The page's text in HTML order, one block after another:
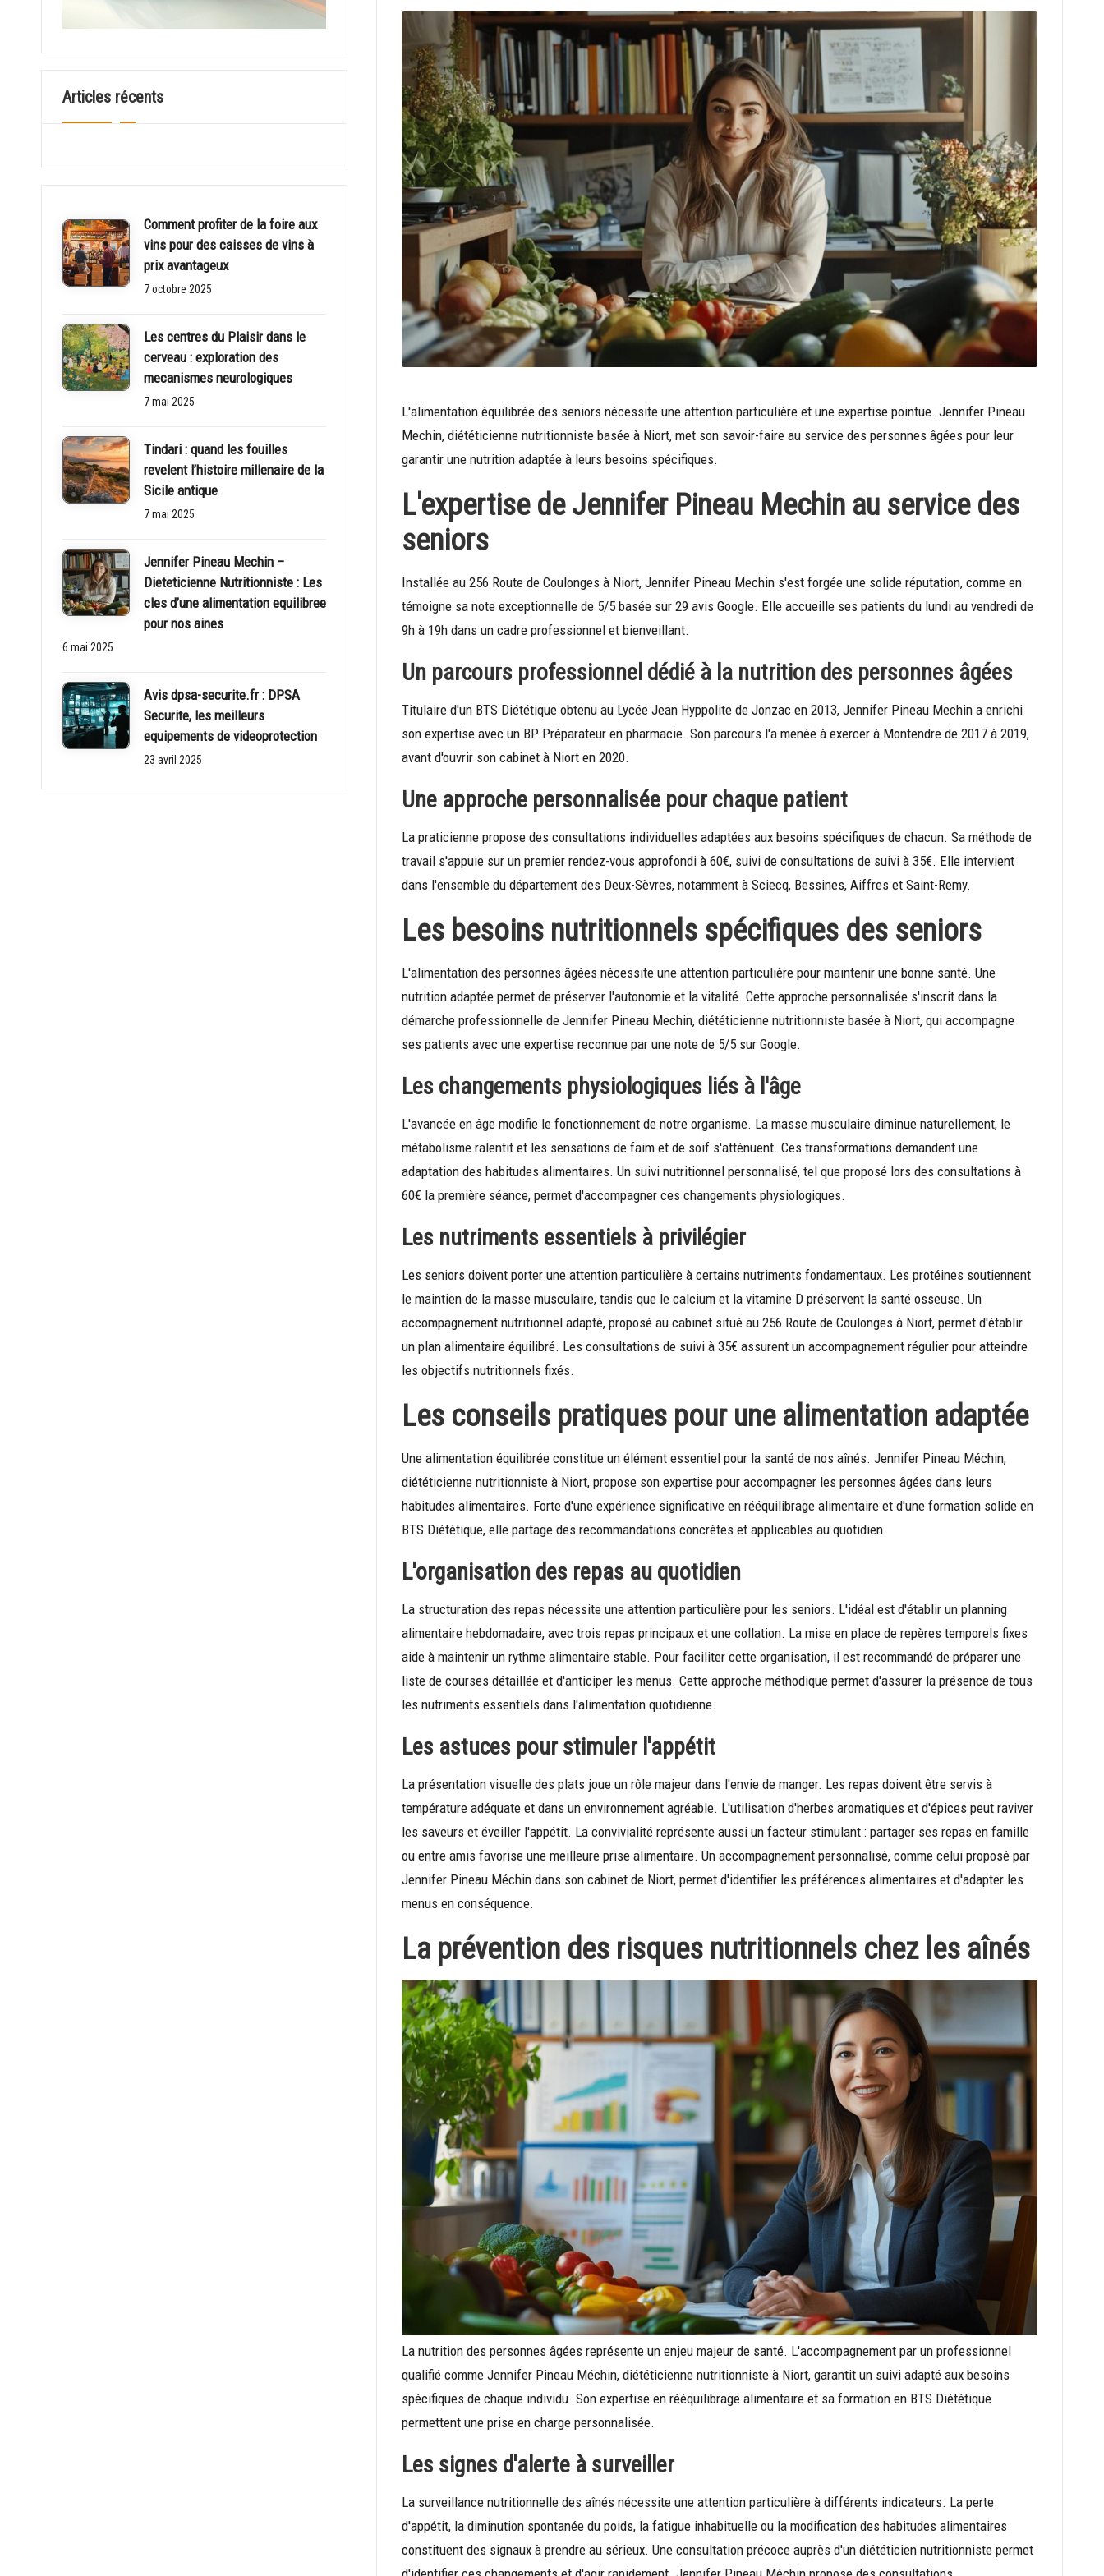
ir
e
L'alimentation équilibrée des seniors nécessite une attention particulière et une expertise pointue. Jennifer Pineau
Mechin, diététicienne nutritionniste basée à Niort, met son savoir-faire au service des personnes âgées pour leur
garantir une nutrition adaptée à leurs besoins spécifiques.
L'expertise de Jennifer Pineau Mechin au service des
seniors
Installée au 256 Route de Coulonges à Niort, Jennifer Pineau Mechin s'est forgée une solide réputation, comme en
témoigne sa note exceptionnelle de 5/5 basée sur 29 avis Google. Elle accueille ses patients du lundi au vendredi de
9h à 19h dans un cadre professionnel et bienveillant.
Un parcours professionnel dédié à la nutrition des personnes âgées
Titulaire d'un BTS Diététique obtenu au Lycée Jean Hyppolite de Jonzac en 2013, Jennifer Pineau Mechin a enrichi
son expertise avec un BP Préparateur en pharmacie. Son parcours l'a menée à exercer à Montendre de 2017 à 2019,
avant d'ouvrir son cabinet à Niort en 2020.
Une approche personnalisée pour chaque patient
La praticienne propose des consultations individuelles adaptées aux besoins spécifiques de chacun. Sa méthode de
travail s'appuie sur un premier rendez-vous approfondi à 60€, suivi de consultations de suivi à 35€. Elle intervient
dans l'ensemble du département des Deux-Sèvres, notamment à Sciecq, Bessines, Aiffres et Saint-Remy.
Les besoins nutritionnels spécifiques des seniors
L'alimentation des personnes âgées nécessite une attention particulière pour maintenir une bonne santé. Une
nutrition adaptée permet de préserver l'autonomie et la vitalité. Cette approche personnalisée s'inscrit dans la
démarche professionnelle de Jennifer Pineau Mechin, diététicienne nutritionniste basée à Niort, qui accompagne
ses patients avec une expertise reconnue par une note de 5/5 sur Google.
Les changements physiologiques liés à l'âge
L'avancée en âge modifie le fonctionnement de notre organisme. La masse musculaire diminue naturellement, le
métabolisme ralentit et les sensations de faim et de soif s'atténuent. Ces transformations demandent une
adaptation des habitudes alimentaires. Un suivi nutritionnel personnalisé, tel que proposé lors des consultations à
60€ la première séance, permet d'accompagner ces changements physiologiques.
Les nutriments essentiels à privilégier
Les seniors doivent porter une attention particulière à certains nutriments fondamentaux. Les protéines soutiennent
le maintien de la masse musculaire, tandis que le calcium et la vitamine D préservent la santé osseuse. Un
accompagnement nutritionnel adapté, proposé au cabinet situé au 256 Route de Coulonges à Niort, permet d'établir
un plan alimentaire équilibré. Les consultations de suivi à 35€ assurent un accompagnement régulier pour atteindre
les objectifs nutritionnels fixés.
Les conseils pratiques pour une alimentation adaptée
Une alimentation équilibrée constitue un élément essentiel pour la santé de nos aînés. Jennifer Pineau Méchin,
diététicienne nutritionniste à Niort, propose son expertise pour accompagner les personnes âgées dans leurs
habitudes alimentaires. Forte d'une expérience significative en rééquilibrage alimentaire et d'une formation solide en
BTS Diététique, elle partage des recommandations concrètes et applicables au quotidien.
L'organisation des repas au quotidien
La structuration des repas nécessite une attention particulière pour les seniors. L'idéal est d'établir un planning
alimentaire hebdomadaire, avec trois repas principaux et une collation. La mise en place de repères temporels fixes
aide à maintenir un rythme alimentaire stable. Pour faciliter cette organisation, il est recommandé de préparer une
liste de courses détaillée et d'anticiper les menus. Cette approche méthodique permet d'assurer la présence de tous
les nutriments essentiels dans l'alimentation quotidienne.
Les astuces pour stimuler l'appétit
La présentation visuelle des plats joue un rôle majeur dans l'envie de manger. Les repas doivent être servis à
température adéquate et dans un environnement agréable. L'utilisation d'herbes aromatiques et d'épices peut raviver
les saveurs et éveiller l'appétit. La convivialité représente aussi un facteur stimulant : partager ses repas en famille
ou entre amis favorise une meilleure prise alimentaire. Un accompagnement personnalisé, comme celui proposé par
Jennifer Pineau Méchin dans son cabinet de Niort, permet d'identifier les préférences alimentaires et d'adapter les
menus en conséquence.
La prévention des risques nutritionnels chez les aînés
La nutrition des personnes âgées représente un enjeu majeur de santé. L'accompagnement par un professionnel
qualifié comme Jennifer Pineau Méchin, diététicienne nutritionniste à Niort, garantit un suivi adapté aux besoins
spécifiques de chaque individu. Son expertise en rééquilibrage alimentaire et sa formation en BTS Diététique
permettent une prise en charge personnalisée.
Les signes d'alerte à surveiller
La surveillance nutritionnelle des aînés nécessite une attention particulière à différents indicateurs. La perte
d'appétit, la diminution spontanée du poids, la fatigue inhabituelle ou la modification des habitudes alimentaires
constituent des signaux à prendre au sérieux. Une consultation précoce auprès d'un diététicien nutritionniste permet
Articles récents
Comment profiter de la foire aux
vins pour des caisses de vins à
prix avantageux
7 octobre 2025
Les centres du Plaisir dans le
cerveau : exploration des
mecanismes neurologiques
7 mai 2025
Tindari : quand les fouilles
revelent l’histoire millenaire de la
Sicile antique
7 mai 2025
Jennifer Pineau Mechin –
Dieteticienne Nutritionniste : Les
cles d’une alimentation equilibree
pour nos aines
6 mai 2025
Avis dpsa-securite.fr : DPSA
Securite, les meilleurs
equipements de videoprotection
23 avril 2025